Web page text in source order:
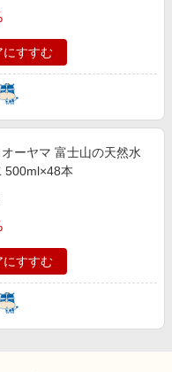
にすすむ
ーヤマ 富士山の天然水
500ml×48本
にすすむ